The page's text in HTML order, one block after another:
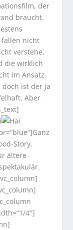
der
braucht.
fallen nicht
verstehe,
die wirklich
im Ansatz
doch ist der ja
Aber
Story.
ältere
4″]